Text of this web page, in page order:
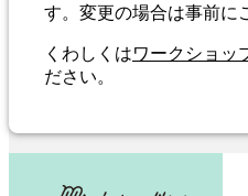
す。変更の場合は事前に
くわしくはワークショッ
ださい。